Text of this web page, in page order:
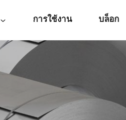
การใช้งาน บล็อก